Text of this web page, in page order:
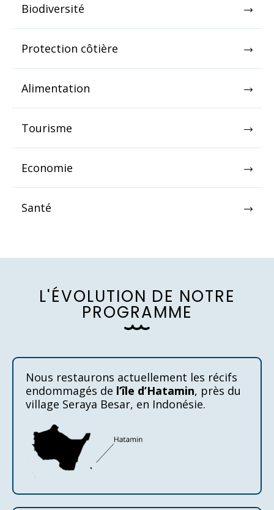
Biodiversité
Protection côtière
Alimentation
Tourisme
Economie
Santé
L'ÉVOLUTION DE NOTRE
PROGRAMME
Nous restaurons actuellement les récifs
endommagés de l’île d’Hatamin, près du
village Seraya Besar, en Indonésie.